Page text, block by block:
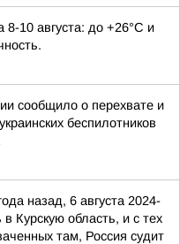
8-10 августа: до +26°C и
сообщило о перехвате и
беспилотников
назад, 6 августа 2024-
Курскую область, и с тех
там, Россия судит